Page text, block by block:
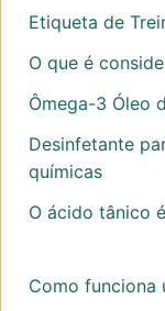
Etiqueta de
O que é
Ômega-3 Óleo
Desinfetante
químicas
O ácido tânico
Como funciona